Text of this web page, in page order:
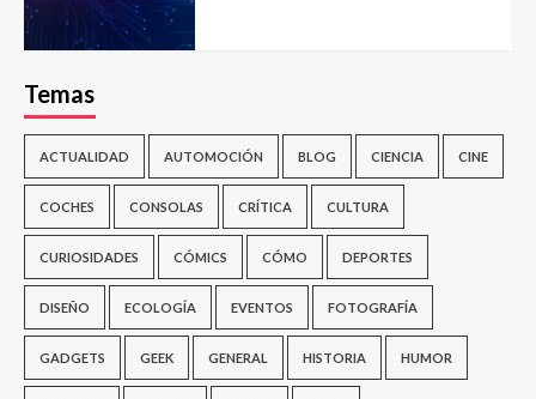
Temas
ACTUALIDAD AUTOMOCIÓN BLOG CIENCIA CINE
COCHES CONSOLAS CRÍTICA CULTURA
CURIOSIDADES CÓMICS CÓMO DEPORTES
DISEÑO ECOLOGÍA EVENTOS FOTOGRAFÍA
GADGETS GEEK GENERAL HISTORIA HUMOR